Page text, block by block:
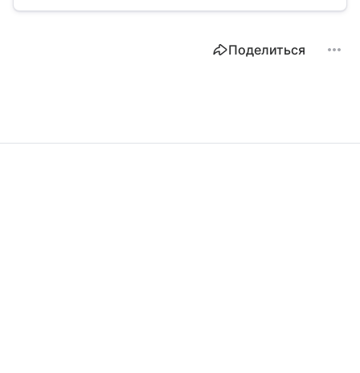
Поделиться